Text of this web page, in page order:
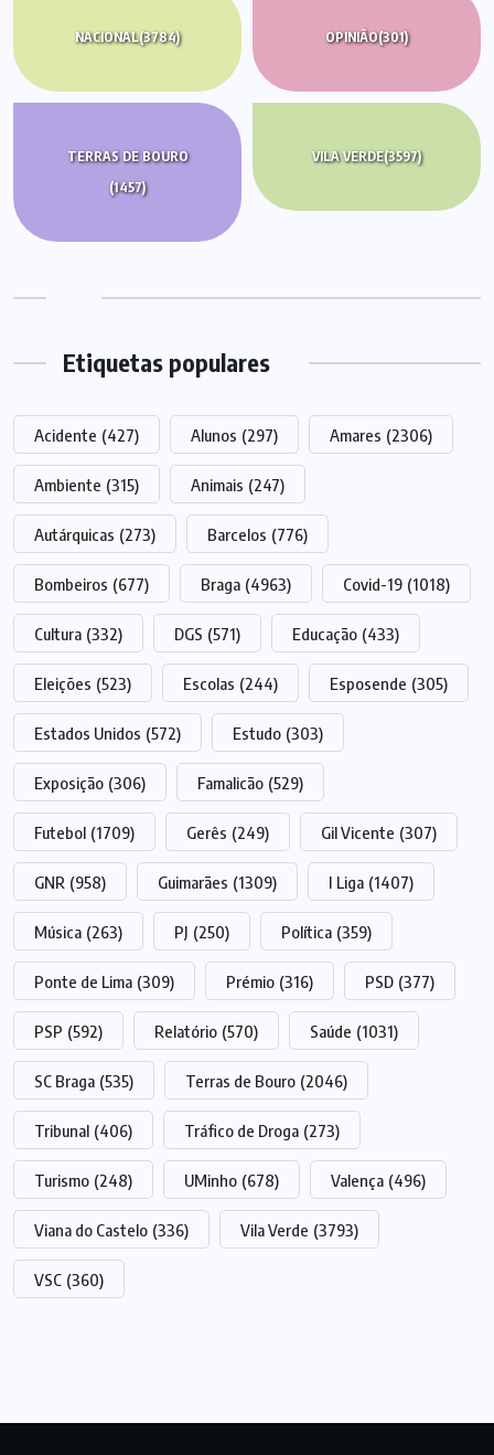
NACIONAL(3784) OPINIÃO(301)
TERRAS DE BOURO
(1457)
VILA VERDE(3597)
Etiquetas populares
Acidente (427) Alunos (297) Amares (2306)
Ambiente (315) Animais (247)
Autárquicas (273) Barcelos (776)
Bombeiros (677) Braga (4963) Covid-19 (1018)
Cultura (332) DGS (571) Educação (433)
Eleições (523) Escolas (244) Esposende (305)
Estados Unidos (572) Estudo (303)
Exposição (306) Famalicão (529)
Futebol (1709) Gerês (249) Gil Vicente (307)
GNR (958) Guimarães (1309) I Liga (1407)
Música (263) PJ (250) Política (359)
Ponte de Lima (309) Prémio (316) PSD (377)
PSP (592) Relatório (570) Saúde (1031)
SC Braga (535) Terras de Bouro (2046)
Tribunal (406) Tráfico de Droga (273)
Turismo (248) UMinho (678) Valença (496)
Viana do Castelo (336) Vila Verde (3793)
VSC (360)